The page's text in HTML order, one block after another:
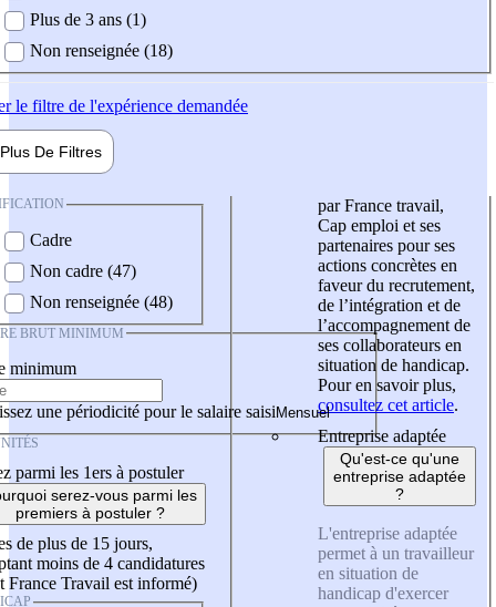
Plus de 3 ans (1)
Non renseignée (18)
le filtre de l'expérience demandée
Plus De Filtres
Cadre
Non cadre (47)
Non renseignée (48)
BRUT MINIMUM
minimum
une périodicité pour le salaire saisi
parmi les 1ers à postuler
serez-vous parmi les
premiers à postuler ?
de plus de 15 jours,
moins de 4 candidatures
France Travail est informé)
par France travail,
Cap emploi et ses
partenaires pour ses
actions concrètes en
faveur du recrutement,
de l’intégration et de
l’accompagnement de
ses collaborateurs en
situation de handicap.
Pour en savoir plus,
consultez cet article.
Entreprise adaptée
Qu'est-ce qu'une
entreprise adaptée
?
L'entreprise adaptée
permet à un travailleur
en situation de
handicap d'exercer